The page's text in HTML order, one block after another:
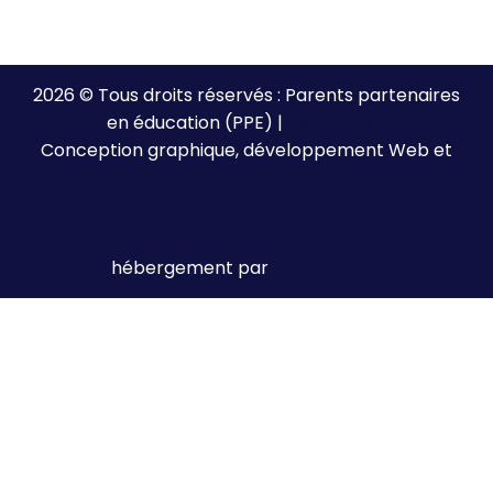
2026 © Tous droits réservés : Parents partenaires
en éducation (PPE) |
Conception graphique, développement Web et
hébergement par